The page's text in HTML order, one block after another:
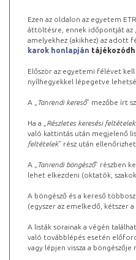
Ezen az oldalon az egyetem
áttöltésre, ennek időpontját az „
amelyekhez (akikhez) az adott
karok honlapján
Először az egyetemi félévet kell
nyílhegyekkel lépegetve
A „ Tanrendi kereső” mezőbe írt
Ha a „ Részletes keresési feltételek
való kattintás után megjelenő
feltételek” rész után
A „ Tanrendi böngésző” részben
lehet elkezdeni (oktatók,
A böngésző és a kereső
(egyszer az emelkedő, kétszer
A listák sorainak a végén
való továbblépés esetén
vagy lépjen vissza a